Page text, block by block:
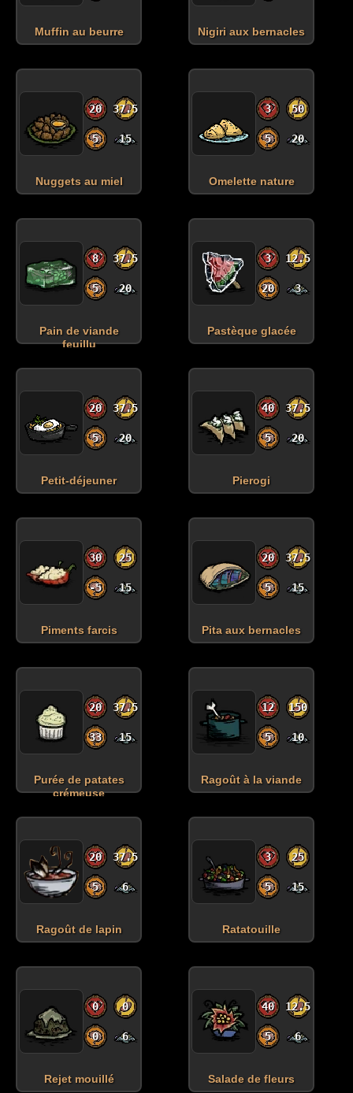
Muffin au beurre Nigiri aux bernacles
20 37.5
5 15
Nuggets au miel
3 50
5 20
Omelette nature
8 37.5
5 20
Pain de viande
feuillu
3 12.5
20 3
Pastèque glacée
20 37.5
5 20
Petit-déjeuner
40 37.5
5 20
Pierogi
30 25
-5 15
Piments farcis
20 37.5
5 15
Pita aux bernacles
20 37.5
33 15
Purée de patates
crémeuse
12 150
5 10
Ragoût à la viande
20 37.5
5 6
Ragoût de lapin
3 25
5 15
Ratatouille
0 0
0 6
Rejet mouillé
40 12.5
5 6
Salade de fleurs